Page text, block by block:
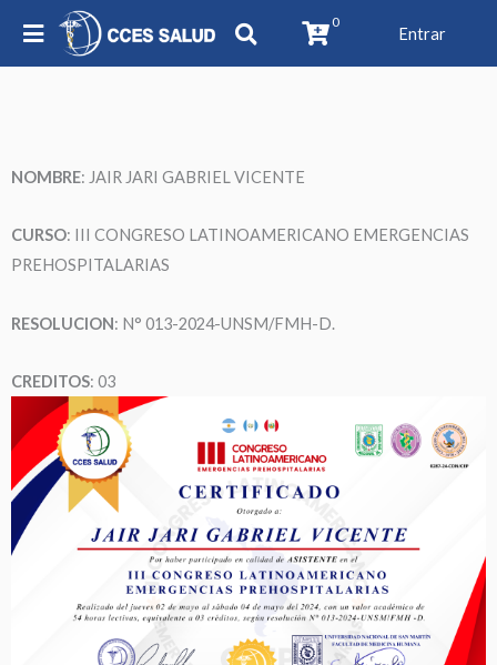
0
Entrar
NOMBRE: JAIR JARI GABRIEL VICENTE
CURSO: III CONGRESO LATINOAMERICANO EMERGENCIAS
PREHOSPITALARIAS
RESOLUCION: N° 013-2024-UNSM/FMH-D.
CREDITOS: 03